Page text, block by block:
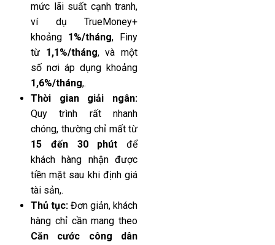
mức lãi suất cạnh tranh,
ví dụ TrueMoney+
khoảng 1%/tháng, Finy
từ 1,1%/tháng, và một
số nơi áp dụng khoảng
1,6%/tháng,.
Thời gian giải ngân:
Quy trình rất nhanh
chóng, thường chỉ mất từ
15 đến 30 phút để
khách hàng nhận được
tiền mặt sau khi định giá
tài sản,.
Thủ tục: Đơn giản, khách
hàng chỉ cần mang theo
Căn cước công dân